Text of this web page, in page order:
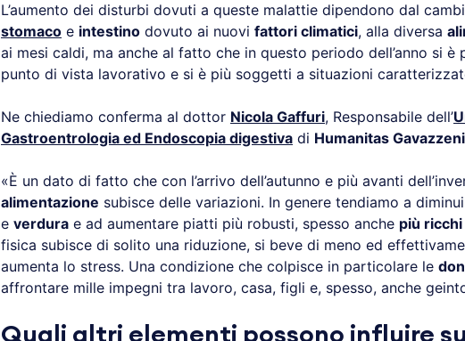
L’aumento dei disturbi dovuti a queste malattie dipendono dal
stomaco e intestino dovuto ai nuovi fattori climatici, alla diversa
ai mesi caldi, ma anche al fatto che in questo periodo dell’anno si è
punto di vista lavorativo e si è più soggetti a situazioni
Ne chiediamo conferma al dottor Nicola Gaffuri, Responsabile dell’
Gastroentrologia ed Endoscopia digestiva di Humanitas
«È un dato di fatto che con l’arrivo dell’autunno e più avanti
alimentazione subisce delle variazioni. In genere tendiamo a
e verdura e ad aumentare piatti più robusti, spesso anche più
fisica subisce di solito una riduzione, si beve di meno ed
aumenta lo stress. Una condizione che colpisce in particolare le
affrontare mille impegni tra lavoro, casa, figli e, spesso, anche
Quali altri elementi possono influire